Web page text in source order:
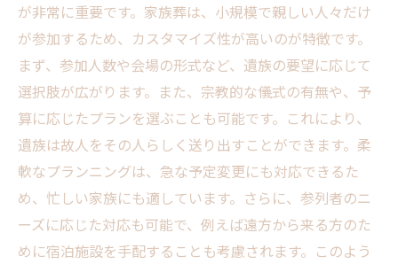
が非常に重要です。家族葬は、小規模で親しい人々だけ
が参加するため、カスタマイズ性が高いのが特徴です。
まず、参加人数や会場の形式など、遺族の要望に応じて
選択肢が広がります。また、宗教的な儀式の有無や、予
算に応じたプランを選ぶことも可能です。これにより、
遺族は故人をその人らしく送り出すことができます。柔
軟なプランニングは、急な予定変更にも対応できるた
め、忙しい家族にも適しています。さらに、参列者のニ
ーズに応じた対応も可能で、例えば遠方から来る方のた
めに宿泊施設を手配することも考慮されます。このよう